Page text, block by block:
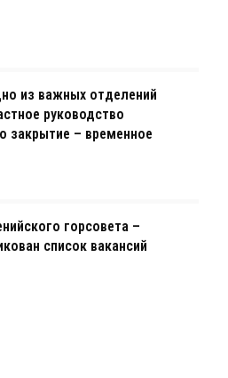
из важных отделений
руководство
закрытие – временное
горсовета –
список вакансий